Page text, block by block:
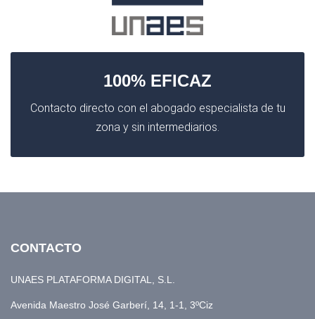
100% EFICAZ
Contacto directo con el abogado especialista de tu
zona y sin intermediarios.
CONTACTO
UNAES PLATAFORMA DIGITAL, S.L.
Avenida Maestro José Garberí, 14, 1-1, 3ºCiz